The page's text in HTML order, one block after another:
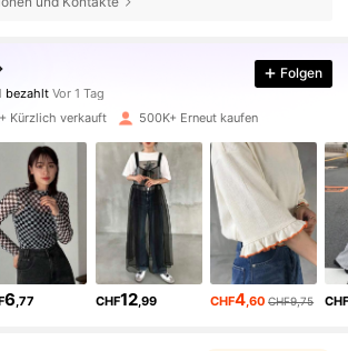
bezahltVor 1 Tag
Vor 10 Minuten gefolgt
619K Follower
619K Follower
619K Follower
Folgen
Kürzlich verkauft 500K+ Erneut kaufen
6 ,77 CHF12,99 CHF4,60 CHF9,75 CHF